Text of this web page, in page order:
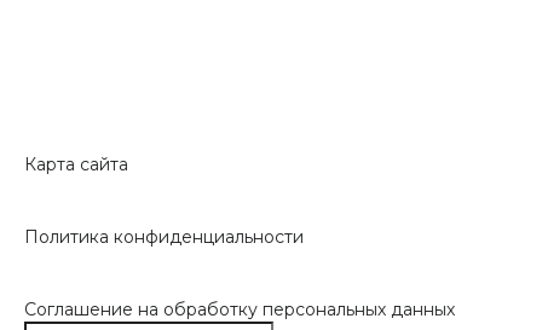
Карта сайта
Политика конфиденциальности
Соглашение на обработку персональных данных